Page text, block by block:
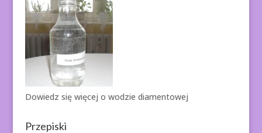
Dowiedz się więcej o wodzie diamentowej
Przepiski